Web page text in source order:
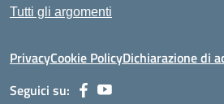
Tutti gli argomenti
PrivacyCookie PolicyDichiarazione di
Seguici su: